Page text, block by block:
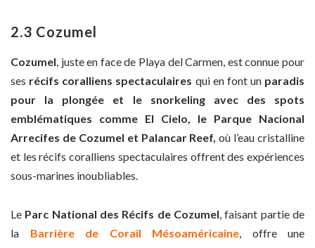
2.3 Cozumel
Cozumel, juste en face de Playa del Carmen, est connue pour
ses récifs coralliens spectaculaires qui en font un paradis
pour la plongée et le snorkeling avec des spots
emblématiques comme El Cielo, le Parque Nacional
Arrecifes de Cozumel et Palancar Reef,où l’eau cristalline
et les récifs coralliens spectaculaires offrent des expériences
sous-marines inoubliables.
Le Parc National des Récifs de Cozumel , faisant partie de
la Barrière de Corail Mésoaméricaine , offre une